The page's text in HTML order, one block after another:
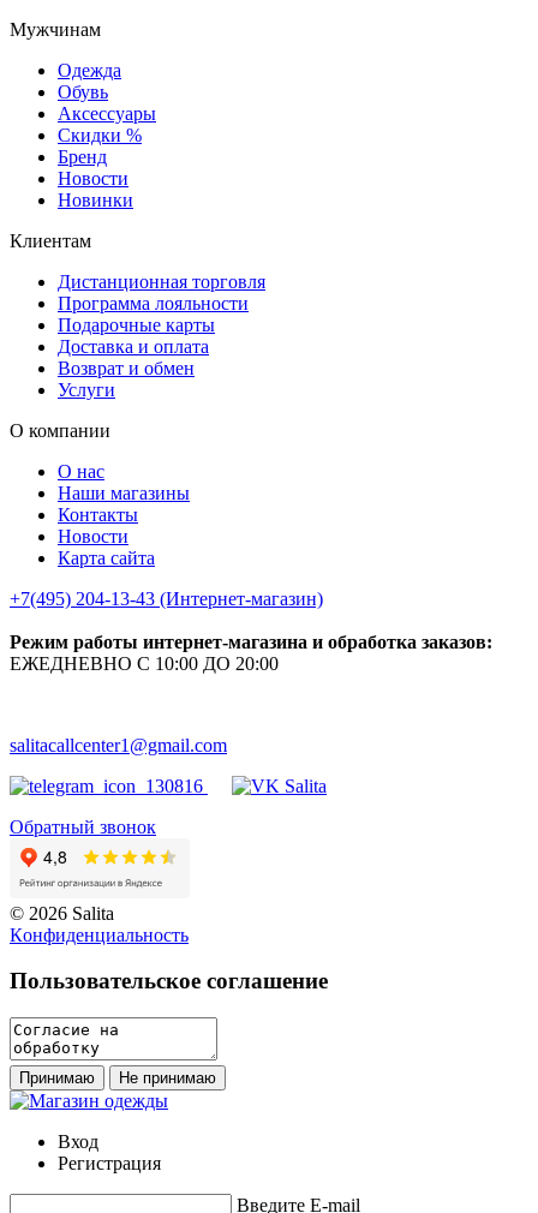
Мужчинам
Одежда
Обувь
Аксессуары
Скидки %
Бренд
Новости
Новинки
Клиентам
Дистанционная торговля
Программа лояльности
Подарочные карты
Доставка и оплата
Возврат и обмен
Услуги
О компании
О нас
Наши магазины
Контакты
Новости
Карта сайта
+7(495) 204-13-43 (Интернет-магазин)
Режим работы интернет-магазина и обработка заказов:
ЕЖЕДНЕВНО С 10:00 ДО 20:00
salitacallcenter1@gmail.com
Обратный звонок
© 2026 Salita
Кoнфидeнциaльнoсть
Пользовательское соглашение
Принимаю Не принимаю
Вход
Регистрация
Введите E-mail